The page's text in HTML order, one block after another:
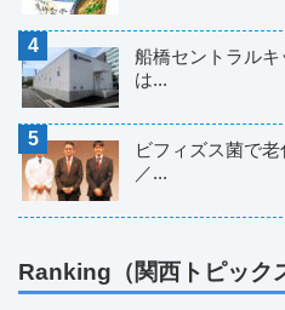
船橋セントラル
は...
ビフィズス菌で
／...
Ranking（関西トピック